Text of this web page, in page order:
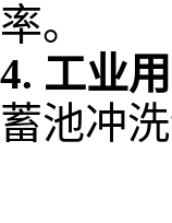
率。
4. 工业用
蓄池冲